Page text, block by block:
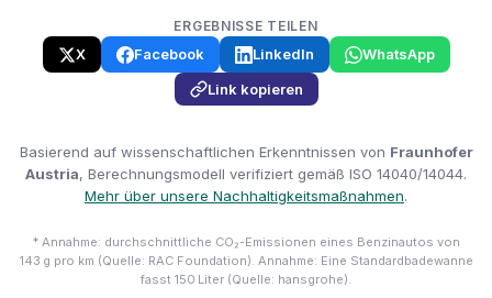
ERGEBNISSE TEILEN
X Facebook LinkedIn
WhatsApp
Link kopieren
Basierend auf wissenschaftlichen Erkenntnissen von Fraunhofer
Austria, Berechnungsmodell verifiziert gemäß ISO 14040/14044.
Mehr über unsere Nachhaltigkeitsmaßnahmen.
* Annahme: durchschnittliche CO₂-Emissionen eines Benzinautos von
143 g pro km (Quelle: RAC Foundation). Annahme: Eine Standardbadewanne
fasst 150 Liter (Quelle: hansgrohe).